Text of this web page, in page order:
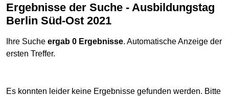
Ergebnisse der Suche - Ausbildungstag
Berlin Süd-Ost 2021
Ihre Suche ergab 0 Ergebnisse. Automatische Anzeige der
ersten Treffer.
Es konnten leider keine Ergebnisse gefunden werden. Bitte